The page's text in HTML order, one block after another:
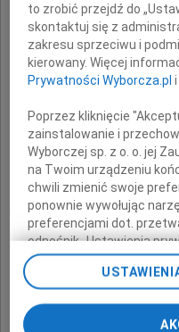
to zrobić przejdź do
skontaktuj się z
zakresu sprzeciwu i
kierowany. Więcej
Prywatności Wyborcza.pl i
Poprzez kliknięcie
zainstalowanie i
Wyborczej sp. z o. o. jej
na Twoim urządzeniu
chwili zmienić swoje
ponownie wywołując
preferencjami dot.
odnośnik „Ustawienia
przechodząc do sekcji
Zmiana ustawień plików
pomocą ustawień